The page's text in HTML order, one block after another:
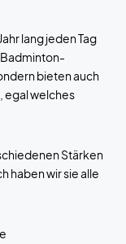
lang jeden Tag
bieten auch
egal welches
Stärken
haben wir sie alle